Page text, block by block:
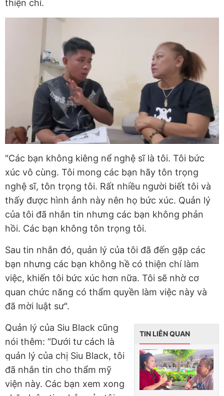
thiện chí.
"Các bạn không kiêng nể nghệ sĩ là tôi. Tôi bức
xúc vô cùng. Tôi mong các bạn hãy tôn trọng
nghệ sĩ, tôn trọng tôi. Rất nhiều người biết tôi và
thấy được hình ảnh này nên họ bức xúc. Quản lý
của tôi đã nhắn tin nhưng các bạn không phản
hồi. Các bạn không tôn trọng tôi.
Sau tin nhắn đó, quản lý của tôi đã đến gặp các
bạn nhưng các bạn không hề có thiện chí làm
việc, khiến tôi bức xúc hơn nữa. Tôi sẽ nhờ cơ
quan chức năng có thẩm quyền làm việc này và
đã mời luật sư".
TIN LIÊN QUAN
Quản lý của Siu Black cũng
nói thêm: “Dưới tư cách là
quản lý của chị Siu Black, tôi
đã nhắn tin cho thẩm mỹ
viện này. Các bạn xem xong